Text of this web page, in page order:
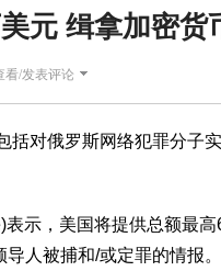
元 缉拿加密货
看/发表评论
括对俄罗斯网络犯罪分子
示，美国将提供总额最
人被捕和/或定罪的情报。